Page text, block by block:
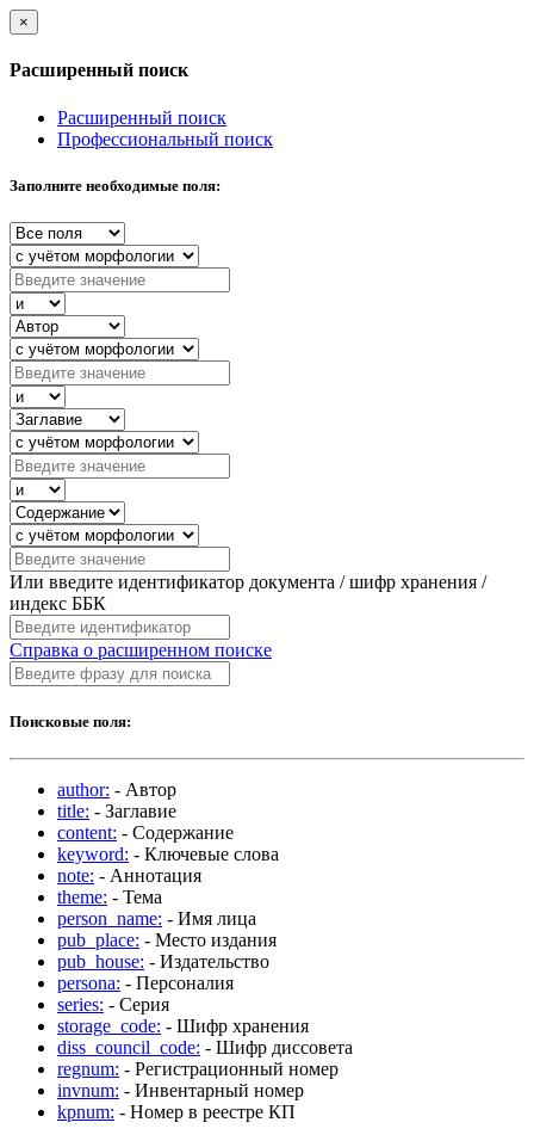
×
Расширенный поиск
Расширенный поиск
Профессиональный поиск
Заполните необходимые поля:
Или введите идентификатор документа / шифр хранения /
индекс ББК
Справка о расширенном поиске
Поисковые поля:
author: - Автор
title: - Заглавие
content: - Содержание
keyword: - Ключевые слова
note: - Аннотация
theme: - Тема
person_name: - Имя лица
pub_place: - Место издания
pub_house: - Издательство
persona: - Персоналия
series: - Серия
storage_code: - Шифр хранения
diss_council_code: - Шифр диссовета
regnum: - Регистрационный номер
invnum: - Инвентарный номер
kpnum: - Номер в реестре КП